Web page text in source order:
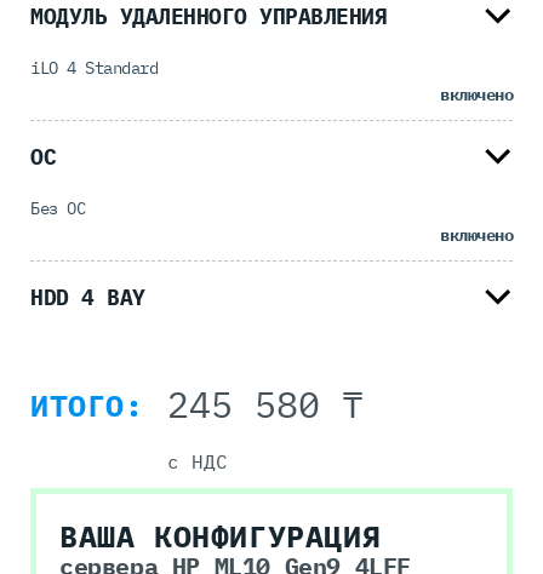
МОДУЛЬ УДАЛЕННОГО УПРАВЛЕНИЯ
iLO 4 Standard
включено
ОС
Без ОС
включено
HDD 4 BAY
ИТОГО: 245 580 ₸
с НДС
ВАША КОНФИГУРАЦИЯ
сервера HP ML10 Gen9 4LFF